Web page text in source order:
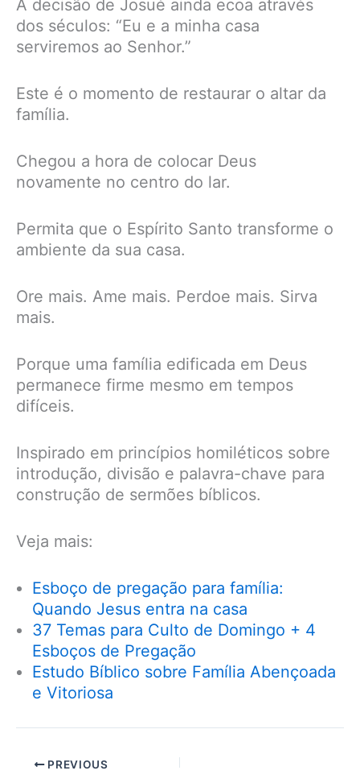
A decisão de Josué ainda ecoa através
dos séculos: “Eu e a minha casa
serviremos ao Senhor.”
Este é o momento de restaurar o altar da
família.
Chegou a hora de colocar Deus
novamente no centro do lar.
Permita que o Espírito Santo transforme o
ambiente da sua casa.
Ore mais. Ame mais. Perdoe mais. Sirva
mais.
Porque uma família edificada em Deus
permanece firme mesmo em tempos
difíceis.
Inspirado em princípios homiléticos sobre
introdução, divisão e palavra-chave para
construção de sermões bíblicos.
Veja mais:
Esboço de pregação para família:
Quando Jesus entra na casa
37 Temas para Culto de Domingo + 4
Esboços de Pregação
Estudo Bíblico sobre Família Abençoada
e Vitoriosa
PREVIOUS